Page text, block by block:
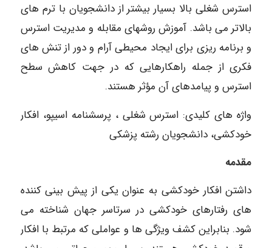
استرس شغلی بالا بسیار بیشتر از دانشجویان با ترم ­های
بالاتر ­می­ باشد. آموزش روش­های مقابله و مدیریت ­استرس
و برنامه ­ریزی برای ایجاد محیطی آرام و دور از تنش های
فکری از جمله راهکارهایی که در جهت کاهش سطح
استرس و پیامدهای آن مؤثر هستند.
واژه­ های­ کلیدی: استرس شغلی ، پرسشنامه اسیپو، افکار
خودکشی، دانشجویان رشته پزشکی
مقدمه
داشتن افکار خودکشی به عنوان یکی از پیش بینی کننده
های رفتارهای خودکشی در سرتاسر جهان شناخته می
شود. بنابراین کشف ویژگی ها و عواملی که مرتبط با افکار